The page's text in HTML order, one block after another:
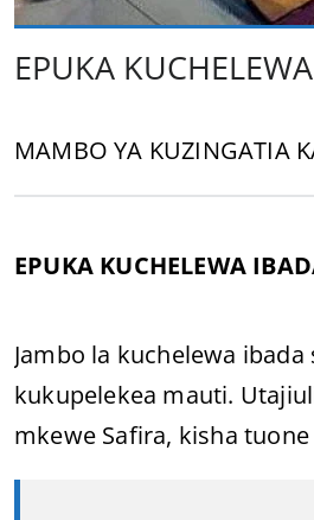
EPUKA
MAMBO YA KUZINGATIA
EPUKA KUCHELEWA
Jambo la kuchelewa
kukupelekea mauti.
mkewe Safira, kisha